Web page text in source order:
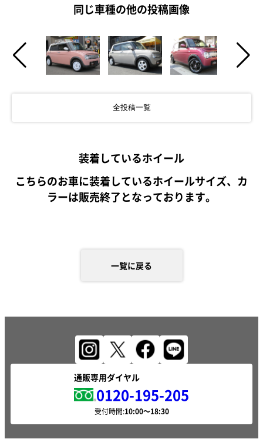
同じ車種の他の投稿画像
全投稿一覧
装着しているホイール
こちらのお車に装着しているホイールサイズ、カ
ラーは販売終了となっております。
一覧に戻る
通販専用ダイヤル
0120-195-205
受付時間: